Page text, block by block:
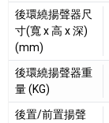
後環繞揚聲器尺
寸(寬 x 高 x 深)
(mm)
後環繞揚聲器重
量 (KG)
後置/前置揚聲